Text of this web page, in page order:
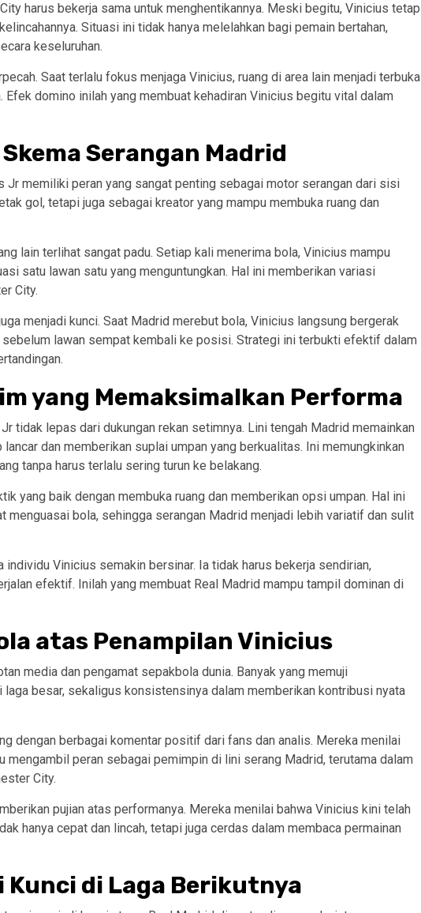
harus bekerja sama untuk menghentikannya. Meski begitu, Vinicius tetap
Situasi ini tidak hanya melelahkan bagi pemain bertahan,
keseluruhan.
Saat terlalu fokus menjaga Vinicius, ruang di area lain menjadi terbuka
domino inilah yang membuat kehadiran Vinicius begitu vital dalam
Serangan Madrid
Jr memiliki peran yang sangat penting sebagai motor serangan dari sisi
gol, tetapi juga sebagai kreator yang mampu membuka ruang dan
lain terlihat sangat padu. Setiap kali menerima bola, Vinicius mampu
satu lawan satu yang menguntungkan. Hal ini memberikan variasi
City.
menjadi kunci. Saat Madrid merebut bola, Vinicius langsung bergerak
lawan sempat kembali ke posisi. Strategi ini terbukti efektif dalam
yang Memaksimalkan Performa
tidak lepas dari dukungan rekan setimnya. Lini tengah Madrid memainkan
dan memberikan suplai umpan yang berkualitas. Ini memungkinkan
tanpa harus terlalu sering turun ke belakang.
yang baik dengan membuka ruang dan memberikan opsi umpan. Hal ini
menguasai bola, sehingga serangan Madrid menjadi lebih variatif dan sulit
Vinicius semakin bersinar. Ia tidak harus bekerja sendirian,
efektif. Inilah yang membuat Real Madrid mampu tampil dominan di
atas Penampilan Vinicius
media dan pengamat sepakbola dunia. Banyak yang memuji
laga besar, sekaligus konsistensinya dalam memberikan kontribusi nyata
dengan berbagai komentar positif dari fans dan analis. Mereka menilai
mengambil peran sebagai pemimpin di lini serang Madrid, terutama dalam
City.
pujian atas performanya. Mereka menilai bahwa Vinicius kini telah
hanya cepat dan lincah, tetapi juga cerdas dalam membaca permainan
di Laga Berikutnya